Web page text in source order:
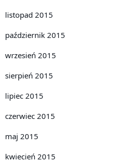
listopad 2015
październik 2015
wrzesień 2015
sierpień 2015
lipiec 2015
czerwiec 2015
maj 2015
kwiecień 2015